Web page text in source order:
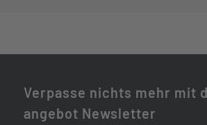
Verpasse nichts mehr mit
angebot Newsletter